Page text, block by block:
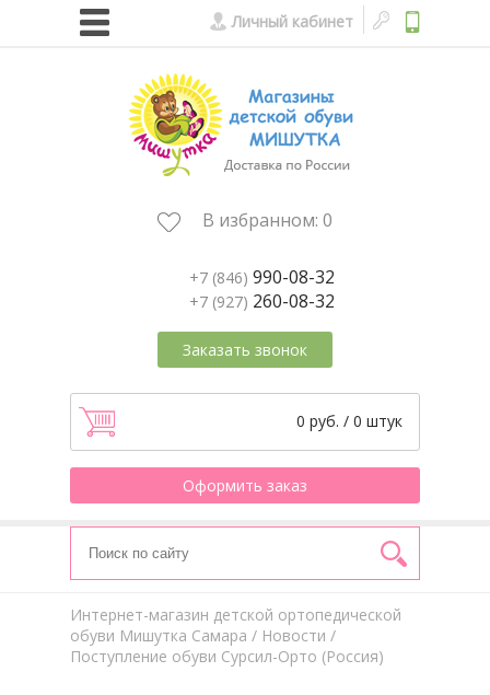
Личный кабинет
В избранном: 0
+7 (846) 990-08-32
+7 (927) 260-08-32
Заказать звонок
0 руб. / 0 штук
Оформить заказ
Интернет-магазин детской ортопедической
обуви Мишутка Самара / Новости /
Поступление обуви Сурсил-Орто (Россия)